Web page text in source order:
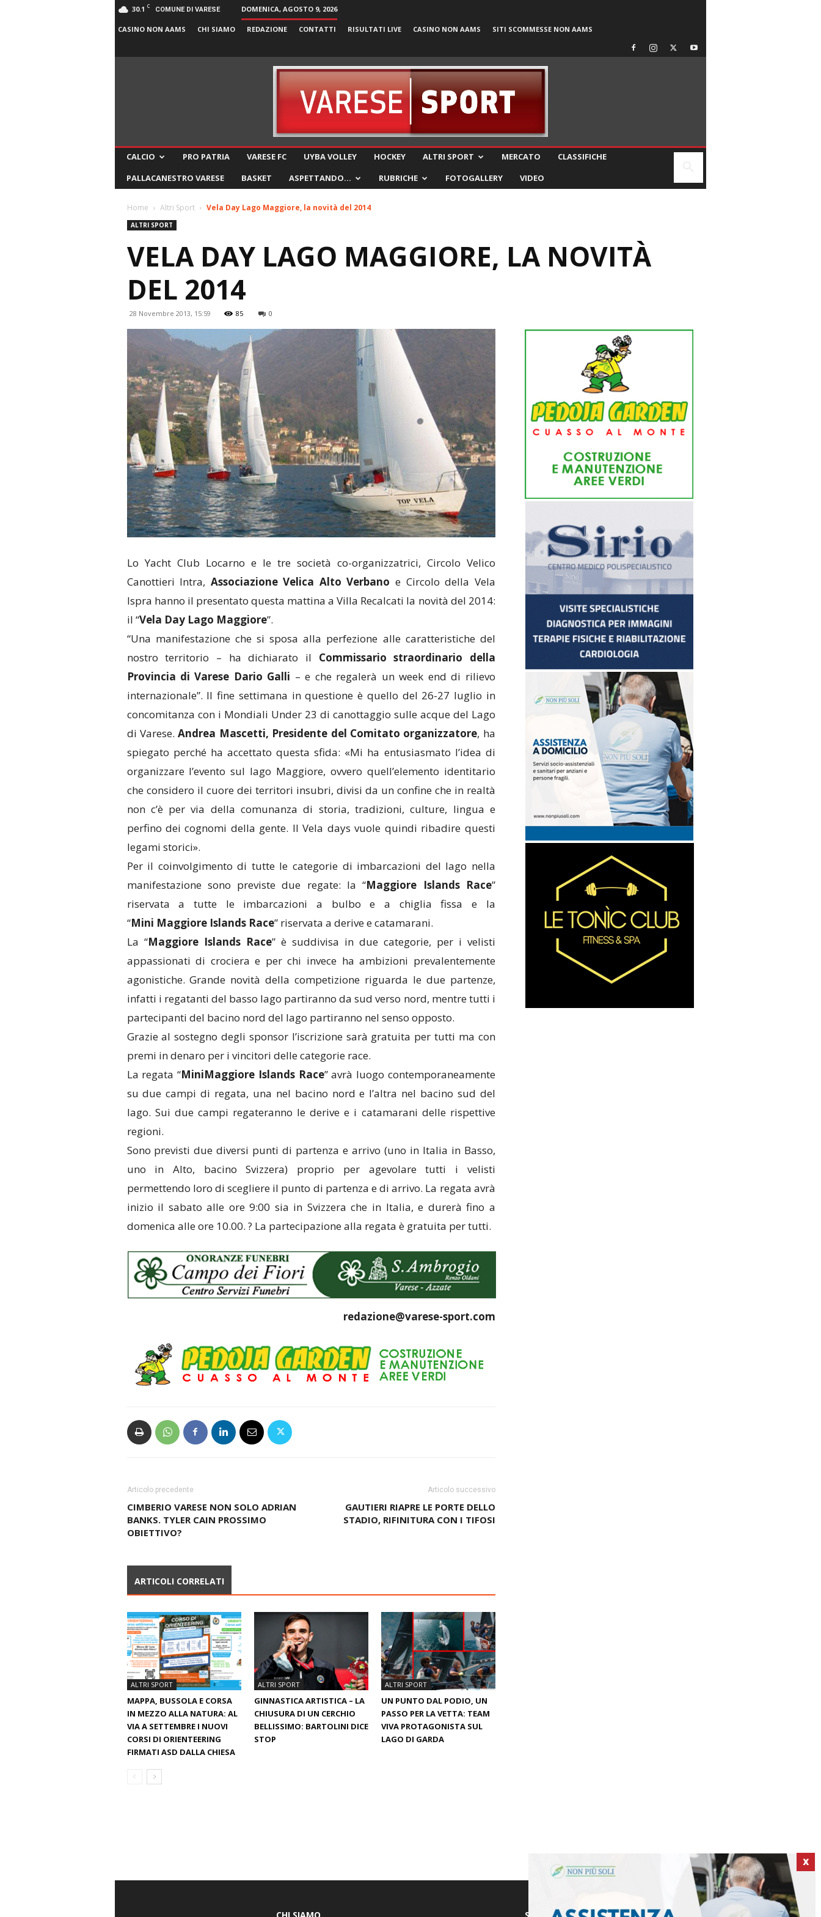
30.1 C COMUNE DI VARESE DOMENICA, AGOSTO 9, 2026
CASINO NON AAMS CHI SIAMO REDAZIONE CONTATTI RISULTATI LIVE CASINO NON AAMS SITI SCOMMESSE NON AAMS
CALCIO PRO PATRIA VARESE FC UYBA VOLLEY HOCKEY ALTRI SPORT MERCATO
CLASSIFICHE
PALLACANESTRO VARESE
BASKET ASPETTANDO… RUBRICHE FOTOGALLERY VIDEO
Home Altri Sport Vela Day Lago Maggiore, la novità del 2014
ALTRI SPORT
VELA DAY LAGO MAGGIORE, LA NOVITÀ
DEL 2014
28 Novembre 2013, 15:59 85 0
Lo Yacht Club Locarno e le tre società co-organizzatrici, Circolo Velico
Canottieri Intra, Associazione Velica Alto Verbano e Circolo della Vela
Ispra hanno il presentato questa mattina a Villa Recalcati la novità del 2014:
il “Vela Day Lago Maggiore”.
“Una manifestazione che si sposa alla perfezione alle caratteristiche del
nostro territorio – ha dichiarato il Commissario straordinario della
Provincia di Varese Dario Galli – e che regalerà un week end di rilievo
internazionale”. Il fine settimana in questione è quello del 26-27 luglio in
concomitanza con i Mondiali Under 23 di canottaggio sulle acque del Lago
di Varese.Andrea Mascetti, Presidente del Comitato organizzatore, ha
spiegato perché ha accettato questa sfida: «Mi ha entusiasmato l’idea di
organizzare l’evento sul lago Maggiore, ovvero quell’elemento identitario
che considero il cuore dei territori insubri, divisi da un confine che in realtà
non c’è per via della comunanza di storia, tradizioni, culture, lingua e
perfino dei cognomi della gente. Il Vela days vuole quindi ribadire questi
legami storici».
Per il coinvolgimento di tutte le categorie di imbarcazioni del lago nella
manifestazione sono previste due regate: la “Maggiore Islands Race”
riservata a tutte le imbarcazioni a bulbo e a chiglia fissa e la
“Mini Maggiore Islands Race” riservata a derive e catamarani.
La “Maggiore Islands Race” è suddivisa in due categorie, per i velisti
appassionati di crociera e per chi invece ha ambizioni prevalentemente
agonistiche. Grande novità della competizione riguarda le due partenze,
infatti i regatanti del basso lago partiranno da sud verso nord, mentre tutti i
partecipanti del bacino nord del lago partiranno nel senso opposto.
Grazie al sostegno degli sponsor l’iscrizione sarà gratuita per tutti ma con
premi in denaro per i vincitori delle categorie race.
La regata “MiniMaggiore Islands Race” avrà luogo contemporaneamente
su due campi di regata, una nel bacino nord e l’altra nel bacino sud del
lago. Sui due campi regateranno le derive e i catamarani delle rispettive
regioni.
Sono previsti due diversi punti di partenza e arrivo (uno in Italia in Basso,
uno in Alto, bacino Svizzera) proprio per agevolare tutti i velisti
permettendo loro di scegliere il punto di partenza e di arrivo. La regata avrà
inizio il sabato alle ore 9:00 sia in Svizzera che in Italia, e durerà fino a
domenica alle ore 10.00. ? La partecipazione alla regata è gratuita per tutti.
redazione@varese-sport.com
Articolo precedente
CIMBERIO VARESE NON SOLO ADRIAN
BANKS. TYLER CAIN PROSSIMO
OBIETTIVO?
Articolo successivo
GAUTIERI RIAPRE LE PORTE DELLO
STADIO, RIFINITURA CON I TIFOSI
ARTICOLI CORRELATI
ALTRI SPORT
MAPPA, BUSSOLA E CORSA
IN MEZZO ALLA NATURA: AL
VIA A SETTEMBRE I NUOVI
CORSI DI ORIENTEERING
FIRMATI ASD DALLA CHIESA
ALTRI SPORT
GINNASTICA ARTISTICA – LA
CHIUSURA DI UN CERCHIO
BELLISSIMO: BARTOLINI DICE
STOP
ALTRI SPORT
UN PUNTO DAL PODIO, UN
PASSO PER LA VETTA: TEAM
VIVA PROTAGONISTA SUL
LAGO DI GARDA
X